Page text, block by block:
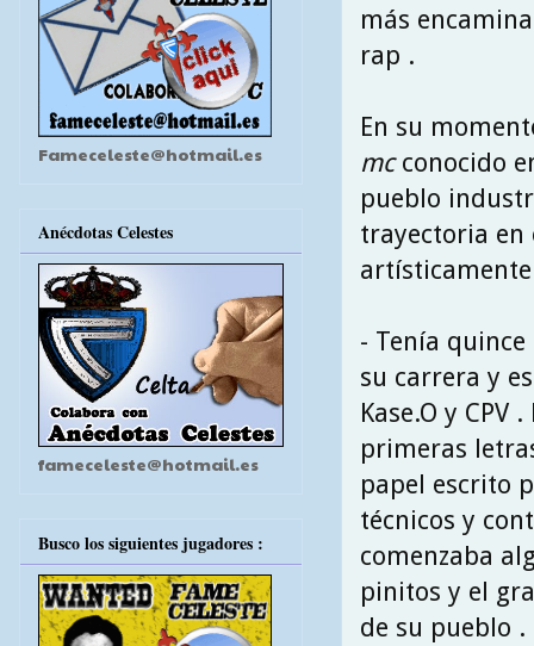
más
rap .
En su
mcconocido
pueblo
trayectoria en
artísticamente
- Tenía
su carrera y
Kase.O y CPV
primeras
papel escrito
técnicos y
comenzaba
pinitos y el
de su pueblo .
Fameceleste@hotmail.es
Anécdotas Celestes
fameceleste@hotmail.es
Busco los siguientes jugadores :